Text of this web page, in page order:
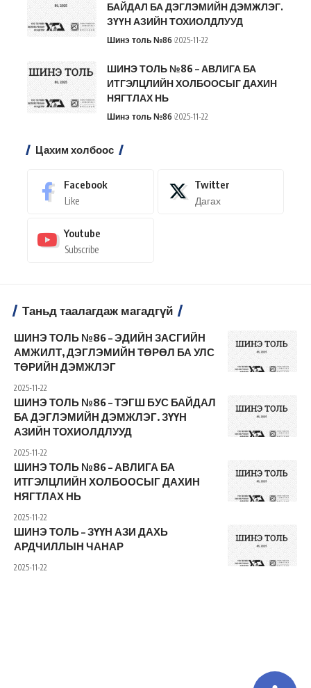
БАЙДАЛ БА ДЭГЛЭМИЙН ДЭМЖЛЭГ.
ЗҮҮН АЗИЙН ТОХИОЛДЛУУД
Шинэ толь №86 2025-11-22
ШИНЭ ТОЛЬ №86 – АВЛИГА БА
ИТГЭЛЦЛИЙН ХОЛБООСЫГ ДАХИН
НЯГТЛАХ НЬ
Шинэ толь №86 2025-11-22
Цахим холбоос
Facebook
Like
Twitter
Дагах
Youtube
Subscribe
Таньд таалагдаж магадгүй
ШИНЭ ТОЛЬ №86 – ЭДИЙН ЗАСГИЙН
АМЖИЛТ, ДЭГЛЭМИЙН ТӨРӨЛ БА УЛС
ТӨРИЙН ДЭМЖЛЭГ
2025-11-22
ШИНЭ ТОЛЬ №86 – ТЭГШ БУС БАЙДАЛ
БА ДЭГЛЭМИЙН ДЭМЖЛЭГ. ЗҮҮН
АЗИЙН ТОХИОЛДЛУУД
2025-11-22
ШИНЭ ТОЛЬ №86 – АВЛИГА БА
ИТГЭЛЦЛИЙН ХОЛБООСЫГ ДАХИН
НЯГТЛАХ НЬ
2025-11-22
ШИНЭ ТОЛЬ – ЗҮҮН АЗИ ДАХЬ
АРДЧИЛЛЫН ЧАНАР
2025-11-22